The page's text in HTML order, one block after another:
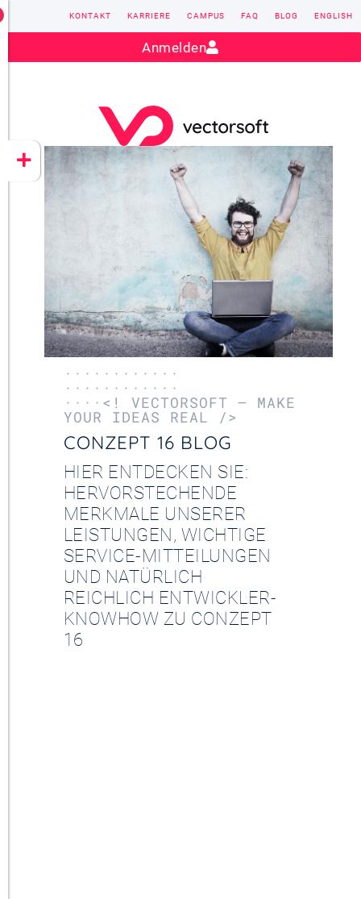
CONZEPT 16
YEET
Kontakt:sales@vectorsoft.de
KONTAKT KARRIERE CAMPUS FAQ BLOG ENGLISH
Anmelden
············
············
····<! VECTORSOFT – MAKE
YOUR IDEAS REAL />
CONZEPT 16 BLOG
HIER ENTDECKEN SIE:
HERVORSTECHENDE
MERKMALE UNSERER
LEISTUNGEN, WICHTIGE
SERVICE-MITTEILUNGEN
UND NATÜRLICH
REICHLICH ENTWICKLER-
KNOWHOW ZU CONZEPT
16